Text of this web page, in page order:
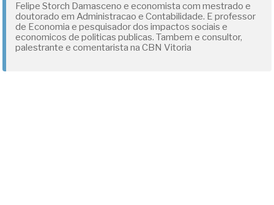
Felipe Storch Damasceno e economista com mestrado e
doutorado em Administracao e Contabilidade. E professor
de Economia e pesquisador dos impactos sociais e
economicos de politicas publicas. Tambem e consultor,
palestrante e comentarista na CBN Vitoria